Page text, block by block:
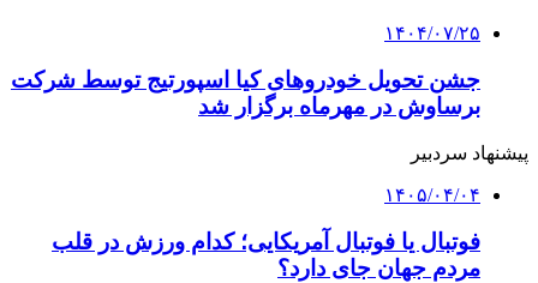
۱۴۰۴/۰۷/۲۵
جشن تحویل خودروهای کیا اسپورتیج توسط شرکت
برساوش در مهرماه برگزار شد
پیشنهاد سردبیر
۱۴۰۵/۰۴/۰۴
فوتبال یا فوتبال آمریکایی؛ کدام ورزش در قلب
مردم جهان جای دارد؟